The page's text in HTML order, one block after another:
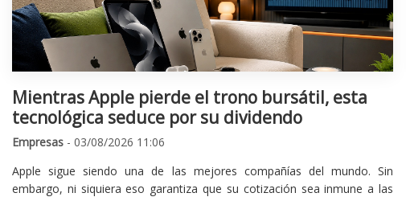
Mientras Apple pierde el trono bursátil, esta
tecnológica seduce por su dividendo
Empresas - 03/08/2026 11:06
Apple sigue siendo una de las mejores compañías del mundo. Sin
embargo, ni siquiera eso garantiza que su cotización sea inmune a las